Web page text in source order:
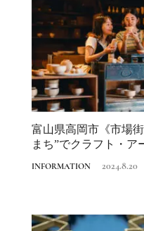
富山県高岡市《市場
まち”でクラフト・ア
INFORMATION 2024.8.20